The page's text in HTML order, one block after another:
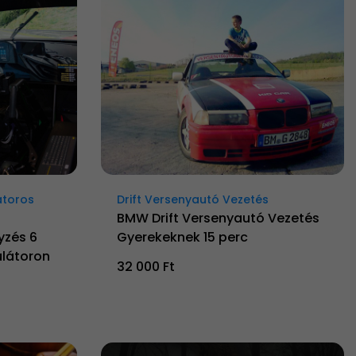
6
Drift Versenyautó Vezetés
BMW Drift Versenyautó Vezetés
Gyerekeknek 15 perc
32 000 Ft